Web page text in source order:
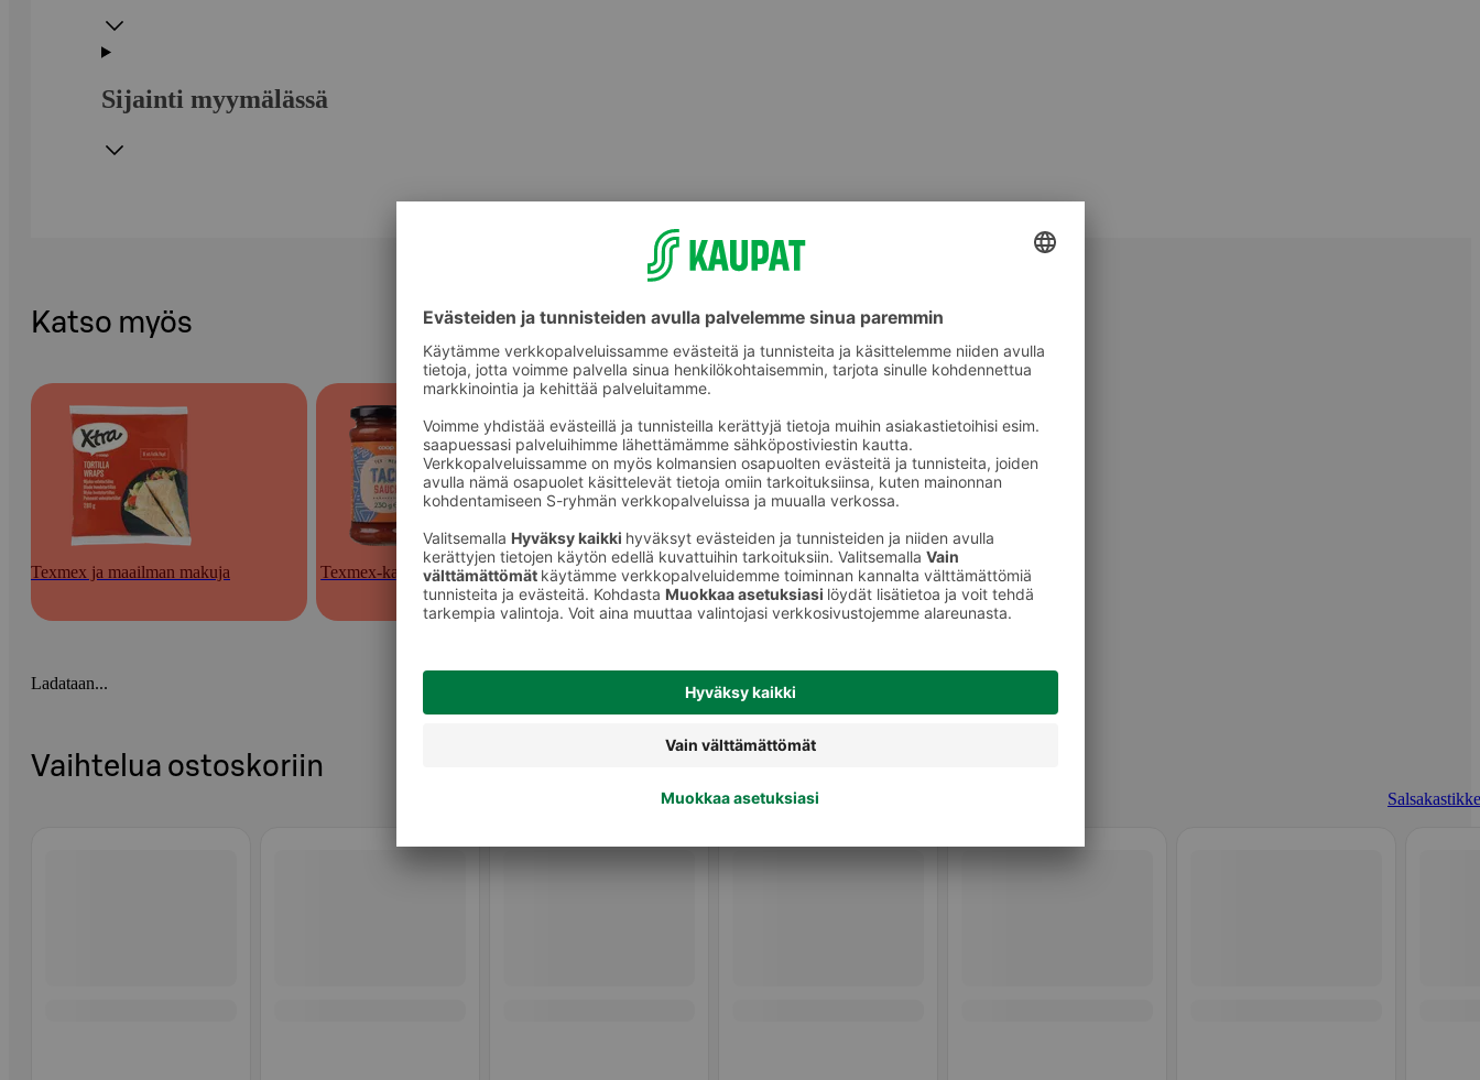
Sijainti myymälässä
Katso myös
Texmex ja maailman makuja Texmex-kastikkeet Salsakastikkeet
Ladataan...
Vaihtelua ostoskoriin